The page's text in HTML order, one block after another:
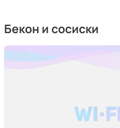
Бекон и сосиски